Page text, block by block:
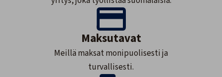
Maksutavat
Meillä maksat monipuolisesti ja
turvallisesti.